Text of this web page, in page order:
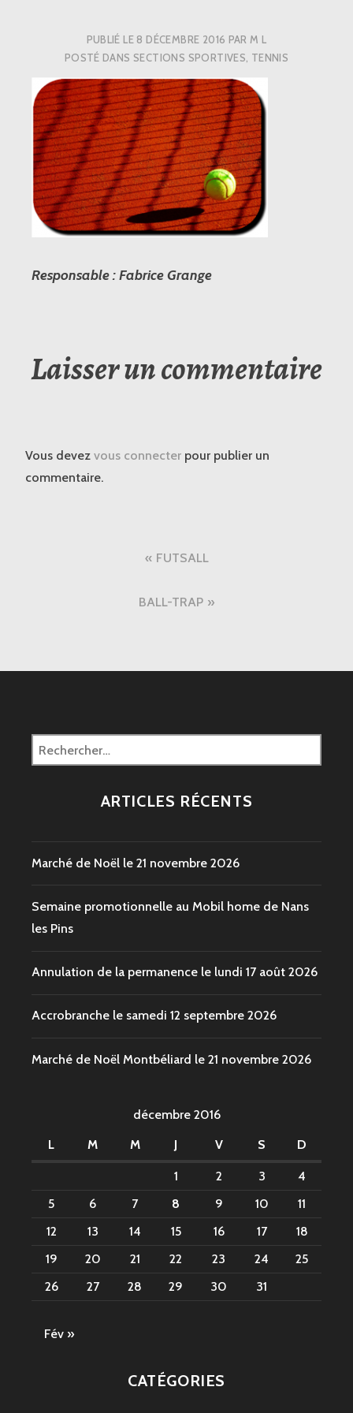
PUBLIÉ LE 8 DÉCEMBRE 2016 PAR M L
POSTÉ DANS SECTIONS SPORTIVES TENNIS
Responsable : Fabrice Grange
Laisser un commentaire
Vous devez vous connecter pour publier un
commentaire.
Navigation FUTSALL
BALL-TRAP
Rechercher :
ARTICLES RÉCENTS
Marché de Noël le 21 novembre 2026
Semaine promotionnelle au Mobil home de Nans
les Pins
Annulation de la permanence le lundi 17 août 2026
Accrobranche le samedi 12 septembre 2026
Marché de Noël Montbéliard le 21 novembre 2026
décembre 2016
L
M M J V S D
1 2 3
4
5
6 7 8 9 10
11
12
13 14 15 16 17
18
19
20 21 22 23 24
25
26
27 28 29 30 31
Fév »
CATÉGORIES